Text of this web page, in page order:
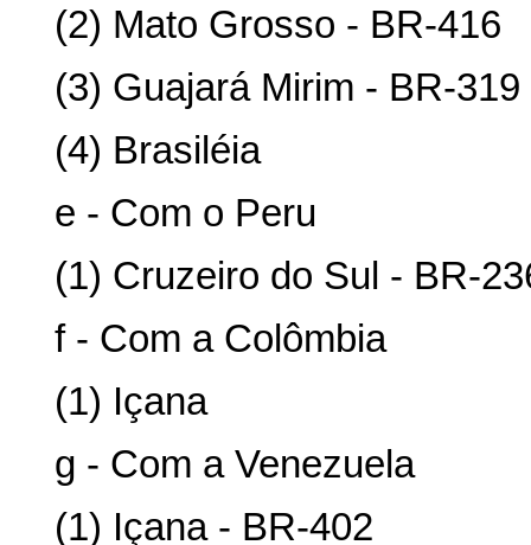
(2) Mato Grosso - BR-416
(3) Guajará Mirim - BR-319
(4) Brasiléia
e - Com o Peru
(1) Cruzeiro do Sul - BR-
f - Com a Colômbia
(1) Içana
g - Com a Venezuela
(1) Içana - BR-402